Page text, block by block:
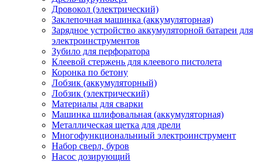
Дровокол (электрический)
Заклепочная машинка (аккумуляторная)
Зарядное устройство аккумуляторной батареи для
электроинструментов
Зубило для перфоратора
Клеевой стержень для клеевого пистолета
Коронка по бетону
Лобзик (аккумуляторный)
Лобзик (электрический)
Материалы для сварки
Машинка шлифовальная (аккумуляторная)
Металлическая щетка для дрели
Многофункциональниый электроинструмент
Набор сверл, буров
Насос дозирующий